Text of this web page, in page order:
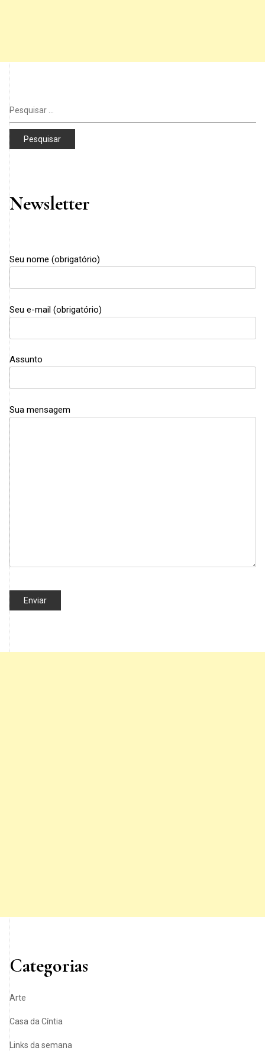
Pesquisar
por:
Newsletter
Seu nome (obrigatório)
Seu e-mail (obrigatório)
Assunto
Sua mensagem
Categorias
Arte
Casa da Cíntia
Links da semana